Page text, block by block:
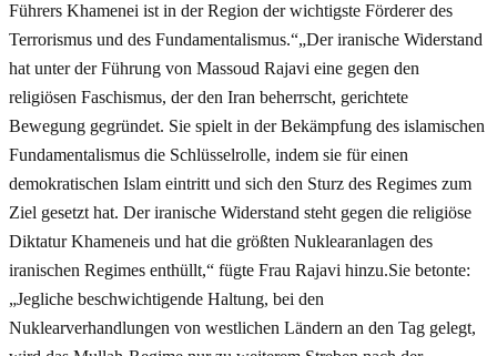
Führers Khamenei ist in der Region der wichtigste Förderer des
Terrorismus und des Fundamentalismus.“„Der iranische Widerstand
hat unter der Führung von Massoud Rajavi eine gegen den
religiösen Faschismus, der den Iran beherrscht, gerichtete
Bewegung gegründet. Sie spielt in der Bekämpfung des islamischen
Fundamentalismus die Schlüsselrolle, indem sie für einen
demokratischen Islam eintritt und sich den Sturz des Regimes zum
Ziel gesetzt hat. Der iranische Widerstand steht gegen die religiöse
Diktatur Khameneis und hat die größten Nuklearanlagen des
iranischen Regimes enthüllt,“ fügte Frau Rajavi hinzu.Sie betonte:
„Jegliche beschwichtigende Haltung, bei den
Nuklearverhandlungen von westlichen Ländern an den Tag gelegt,